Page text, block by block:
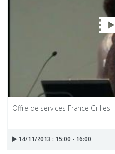
Offre de services France Grilles
14/11/2013 : 15:00 - 16:00